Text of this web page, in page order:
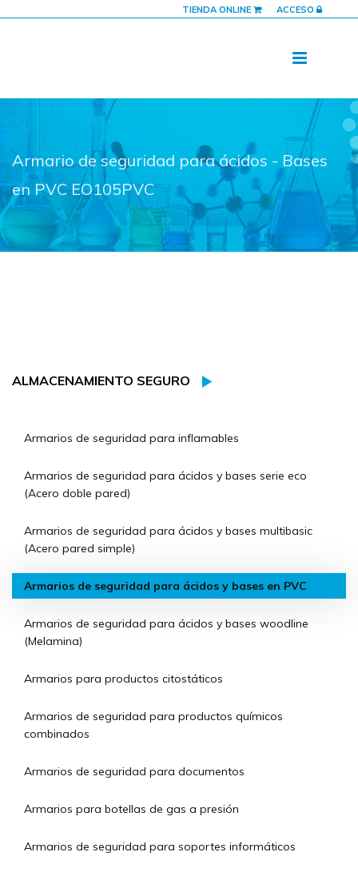
TIENDA ONLINE ACCESO
Armario de seguridad para ácidos - Bases
en PVC EO105PVC
ALMACENAMIENTO SEGURO
Armarios de seguridad para inflamables
Armarios de seguridad para ácidos y bases serie eco
(Acero doble pared)
Armarios de seguridad para ácidos y bases multibasic
(Acero pared simple)
Armarios de seguridad para ácidos y bases en PVC
Armarios de seguridad para ácidos y bases woodline
(Melamina)
Armarios para productos citostáticos
Armarios de seguridad para productos químicos
combinados
Armarios de seguridad para documentos
Armarios para botellas de gas a presión
Armarios de seguridad para soportes informáticos